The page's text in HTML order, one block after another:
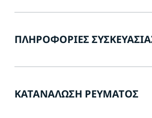
ΠΛΗΡΟΦΟΡΊΕΣ
ΚΑΤΑΝΆΛΩΣΗ ΡΕΎΜΑΤΟΣ